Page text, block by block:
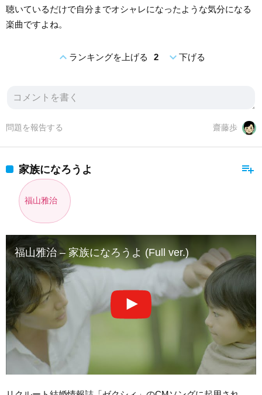
聴いているだけで自分までオシャレになったような気分になる
楽曲ですよね。
expand_lessランキングを上げる 2 expand_more下げる
齋藤歩
問題を報告する
playlist_add
家族になろうよ
福山雅治
福山雅治 – 家族になろうよ (Full ver.)